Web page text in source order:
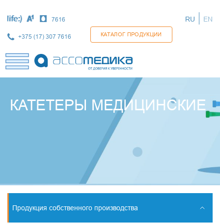
основному
содержанию
7616
+375 (17) 307 7616 КАТАЛОГ ПРОДУКЦИИ
RU EN
КАТЕТЕРЫ МЕДИЦИНСКИЕ
Продукция собственного производства